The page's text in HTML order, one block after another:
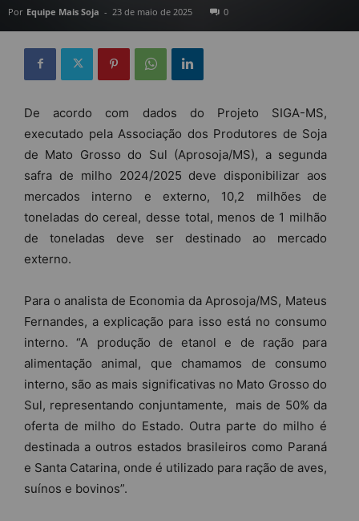
Por Equipe Mais Soja - 23 de maio de 2025 0
De acordo com dados do Projeto SIGA-MS,
executado pela Associação dos Produtores de Soja
de Mato Grosso do Sul (Aprosoja/MS), a segunda
safra de milho 2024/2025 deve disponibilizar aos
mercados interno e externo, 10,2 milhões de
toneladas do cereal, desse total, menos de 1 milhão
de toneladas deve ser destinado ao mercado
externo.
Para o analista de Economia da Aprosoja/MS, Mateus
Fernandes, a explicação para isso está no consumo
interno. “A produção de etanol e de ração para
alimentação animal, que chamamos de consumo
interno, são as mais significativas no Mato Grosso do
Sul, representando conjuntamente, mais de 50% da
oferta de milho do Estado. Outra parte do milho é
destinada a outros estados brasileiros como Paraná
e Santa Catarina, onde é utilizado para ração de aves,
suínos e bovinos”.